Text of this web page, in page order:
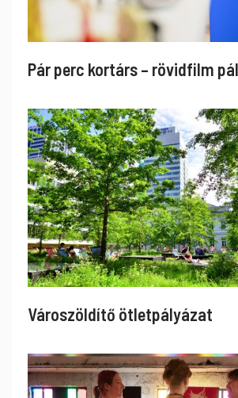
Pár perc kortárs – rövidfilm
Városzöldítő ötletpályázat